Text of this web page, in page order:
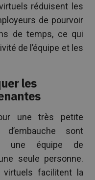
réduisent les
de pourvoir
de temps, ce qui
de l’équipe et les
les
une très petite
sont
une équipe de
seule personne.
virtuels facilitent la